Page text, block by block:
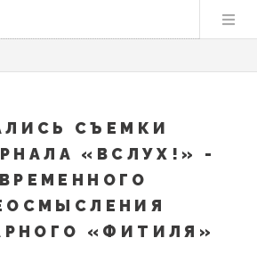
СЪЕМКИ
«ВСЛУХ!» -
«ФИТИЛЯ»